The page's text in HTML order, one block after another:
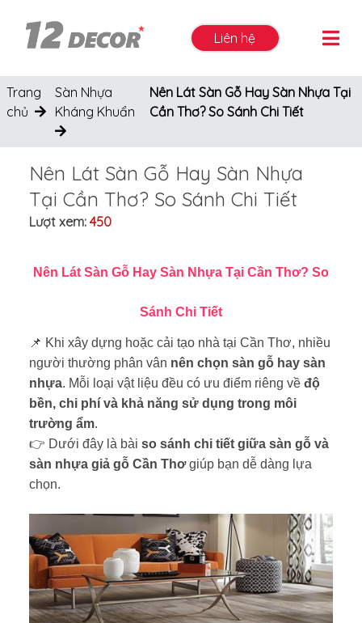
Liên hệ
Trang
chủ
Sàn Nhựa
Kháng Khuẩn
Nên Lát Sàn Gỗ Hay Sàn Nhựa Tại
Cần Thơ? So Sánh Chi Tiết
Nên Lát Sàn Gỗ Hay Sàn Nhựa
Tại Cần Thơ? So Sánh Chi Tiết
Lượt xem: 450
Nên Lát Sàn Gỗ Hay Sàn Nhựa Tại Cần Thơ? So
Sánh Chi Tiết
📌 Khi xây dựng hoặc cải tạo nhà tại Cần Thơ, nhiều
người thường phân vân nên chọn sàn gỗ hay sàn
nhựa. Mỗi loại vật liệu đều có ưu điểm riêng về độ
bền, chi phí và khả năng sử dụng trong môi
trường ẩm.
👉 Dưới đây là bài so sánh chi tiết giữa sàn gỗ và
sàn nhựa giả gỗ Cần Thơgiúp bạn dễ dàng lựa
chọn.